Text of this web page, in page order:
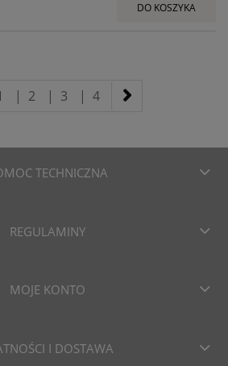
DO KOSZYKA
| 2 | 3 | 4
TECHNICZNA
REGULAMINY
MOJE KONTO
I DOSTAWA